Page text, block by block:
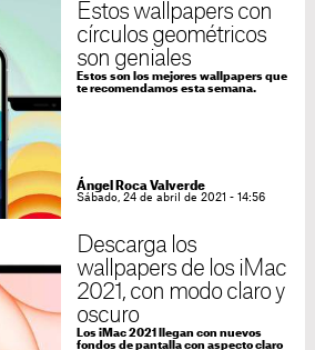
Estos wallpapers con
círculos geométricos
son geniales
Estos son los mejores wallpapers que
te recomendamos esta semana.
Ángel Roca Valverde
Sábado, 24 de abril de 2021 - 14:56
Descarga los
wallpapers de los iMac
2021, con modo claro y
oscuro
Los iMac 2021 llegan con nuevos
fondos de pantalla con aspecto claro